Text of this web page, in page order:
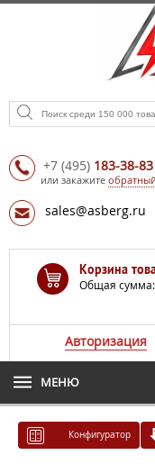
+7 (495) 183-38-83
или закажите
sales@asberg.ru
Корзина
Общая сумма:
Авторизация
МЕНЮ
Конфигуратор